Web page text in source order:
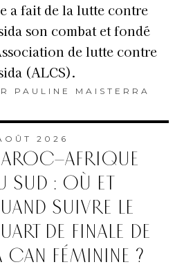
a fait de la lutte contre
son combat et fondé
de lutte contre
(ALCS).
PAULINE MAISTERRA
2026
SUD : OÙ ET
SUIVRE LE
DE FINALE DE
CAN FÉMININE ?